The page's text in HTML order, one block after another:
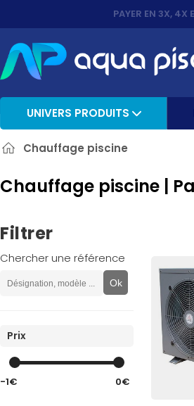
PAYER EN 3X, 4X
UNIVERS PRODUITS
Chauffage piscine
Chauffage piscine |
Filtrer
Chercher une référence
Ok
Prix
-1€ 0€